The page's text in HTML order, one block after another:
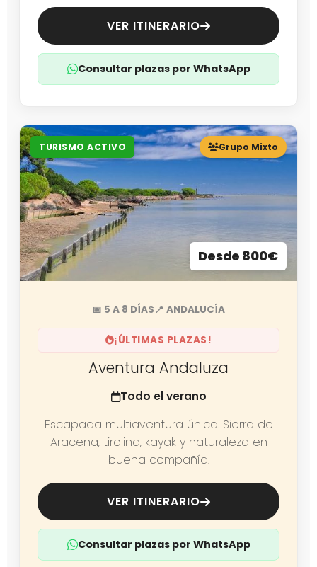
VER ITINERARIO
Consultar plazas por WhatsApp
TURISMO ACTIVO Grupo Mixto
Desde 800€
📅 5 A 8 DÍAS📍 ANDALUCÍA
¡ÚLTIMAS PLAZAS!
Aventura Andaluza
Todo el verano
Escapada multiaventura única. Sierra de
Aracena, tirolina, kayak y naturaleza en
buena compañía.
VER ITINERARIO
Consultar plazas por WhatsApp